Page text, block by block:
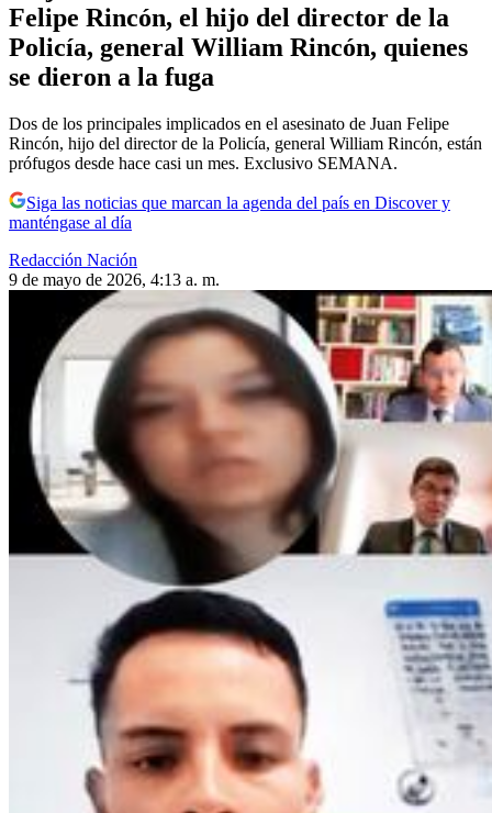
Felipe Rincón, el hijo del director de la
Policía, general William Rincón, quienes
se dieron a la fuga
Dos de los principales implicados en el asesinato de Juan Felipe
Rincón, hijo del director de la Policía, general William Rincón, están
prófugos desde hace casi un mes. Exclusivo SEMANA.
Siga las noticias que marcan la agenda del país en Discover y
manténgase al día
Redacción Nación
9 de mayo de 2026, 4:13 a. m.